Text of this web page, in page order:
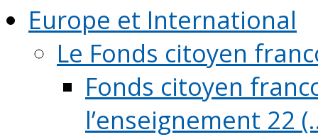
Europe et International
Le Fonds citoyen
Fonds citoyen
l’enseignement 22